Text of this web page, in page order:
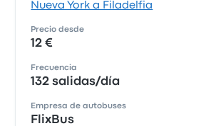
Nueva York a Filadelfia
Precio desde
12 €
Frecuencia
132 salidas/día
Empresa de autobuses
FlixBus